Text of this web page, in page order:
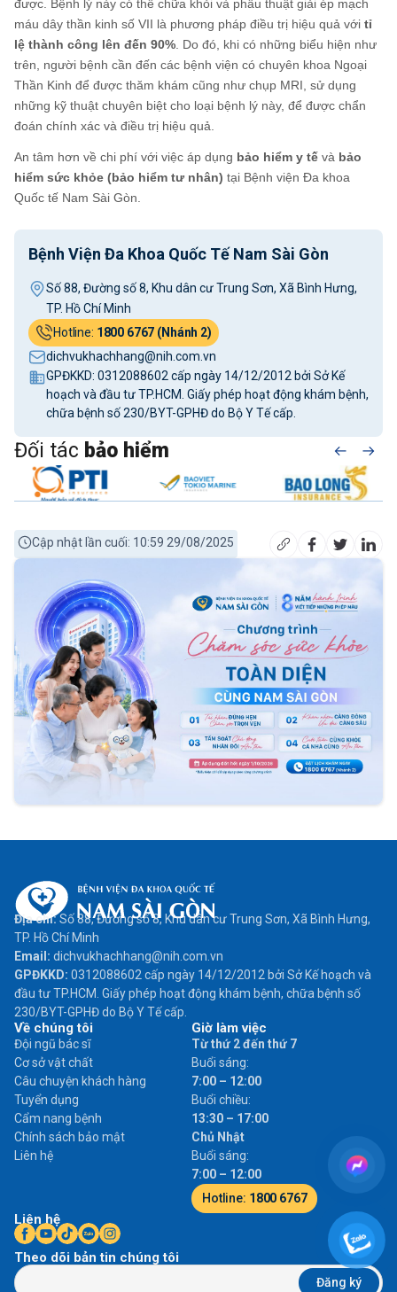
được. Bệnh lý này có thể chữa khỏi và phẫu thuật giải ép mạch
máu dây thần kinh số VII là phương pháp điều trị hiệu quả với tỉ
lệ thành công lên đến 90% . Do đó, khi có những biểu hiện như
trên, người bệnh cần đến các bệnh viện có chuyên khoa Ngoại
Thần Kinh để được thăm khám cũng như chụp MRI, sử dụng
những kỹ thuật chuyên biệt cho loại bệnh lý này, để được chẩn
đoán chính xác và điều trị hiệu quả.
An tâm hơn về chi phí với việc áp dụng bảo hiểm y tế và bảo
hiểm sức khỏe (bảo hiểm tư nhân) tại Bệnh viện Đa khoa
Quốc tế Nam Sài Gòn.
Bệnh Viện Đa Khoa Quốc Tế Nam Sài Gòn
Số 88, Đường số 8, Khu dân cư Trung Sơn, Xã Bình Hưng,
TP. Hồ Chí Minh
Hotline: 1800 6767 (Nhánh 2)
dichvukhachhang@nih.com.vn
GPĐKKD: 0312088602 cấp ngày 14/12/2012 bởi Sở Kế
hoạch và đầu tư TP.HCM. Giấy phép hoạt động khám bệnh,
chữa bệnh số 230/BYT-GPHĐ do Bộ Y Tế cấp.
Đối tác bảo hiểm
Cập nhật lần cuối: 10:59 29/08/2025
Địa chỉ:Số 88, Đường số 8, Khu dân cư Trung Sơn, Xã Bình Hưng,
TP. Hồ Chí Minh
Email: dichvukhachhang@nih.com.vn
GPĐKKD: 0312088602 cấp ngày 14/12/2012 bởi Sở Kế hoạch và
đầu tư TP.HCM. Giấy phép hoạt động khám bệnh, chữa bệnh số
230/BYT-GPHĐ do Bộ Y Tế cấp.
Về chúng tôi
Đội ngũ bác sĩ
Cơ sở vật chất
Câu chuyện khách hàng
Tuyển dụng
Cẩm nang bệnh
Chính sách bảo mật
Liên hệ
Giờ làm việc
Từ thứ 2 đến thứ 7
Buổi sáng:
7:00 – 12:00
Buổi chiều:
13:30 – 17:00
Chủ Nhật
Buổi sáng:
7:00 – 12:00
Hotline: 1800 6767
Liên hệ
Theo dõi bản tin chúng tôi
Đăng ký